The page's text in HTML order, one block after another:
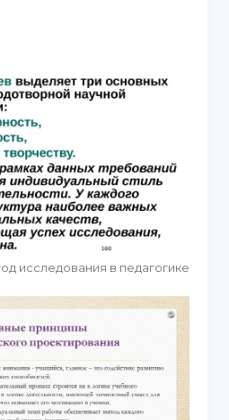
исследования в педагогике